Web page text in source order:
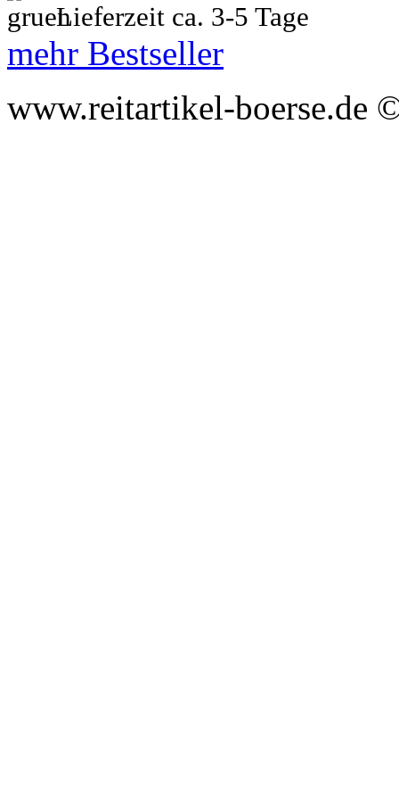
Lieferzeit ca. 3-5 Tage
mehr Bestseller
www.reitartikel-boerse.de